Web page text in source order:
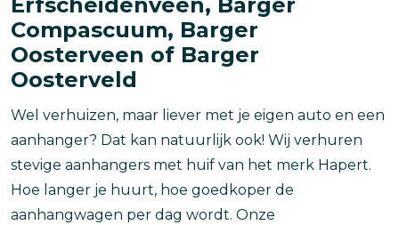
Compascuum, Barger
Oosterveen of Barger
Oosterveld
Wel verhuizen, maar liever met je eigen auto en een
aanhanger? Dat kan natuurlijk ook! Wij verhuren
stevige aanhangers met huif van het merk Hapert.
Hoe langer je huurt, hoe goedkoper de
aanhangwagen per dag wordt. Onze